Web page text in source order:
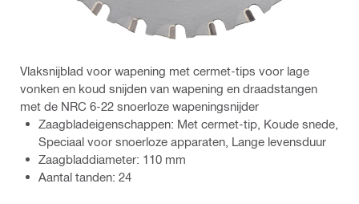
Vlaksnijblad voor wapening met cermet-tips voor lage
vonken en koud snijden van wapening en draadstangen
met de NRC 6-22 snoerloze wapeningsnijder
Zaagbladeigenschappen: Met cermet-tip, Koude snede,
Speciaal voor snoerloze apparaten, Lange levensduur
Zaagbladdiameter: 110 mm
Aantal tanden: 24